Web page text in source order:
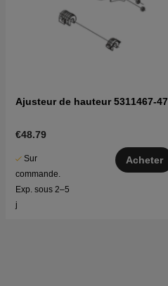
Ajusteur de hauteur 5311467-47
€48.79
Sur
commande.
Exp. sous 2–5
j
Acheter